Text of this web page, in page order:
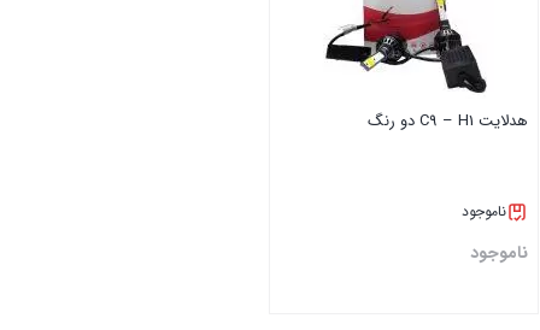
هدلایت C9 – H1 دو رنگ
ناموجود
ناموجود